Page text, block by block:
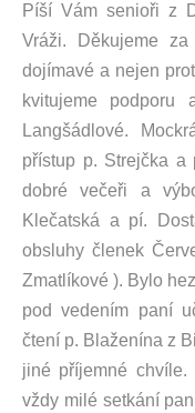
Píší Vám senioři z
Vráži. Děkujeme
dojímavé a nejen
kvitujeme podporu
Langšádlové.
přístup p. Strejčka a
dobré večeři a
Klečatská a pí.
obsluhy členek
Zmatlíkové ). Bylo
pod vedením paní
čtení p. Blaženína z
jiné příjemné
vždy milé setkání